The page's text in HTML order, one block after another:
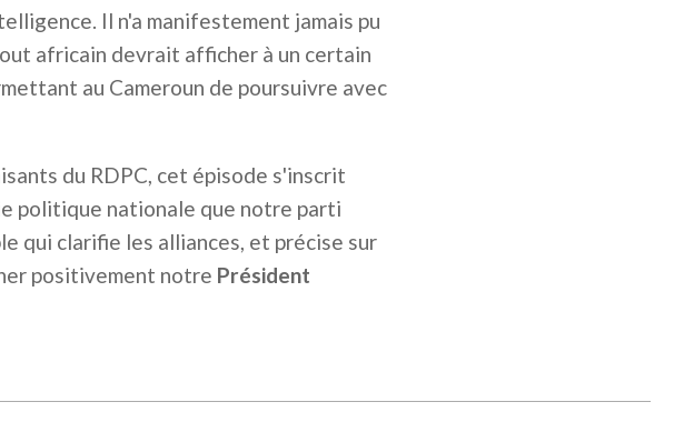
Il n'a manifestement jamais pu
africain devrait afficher à un certain
au Cameroun de poursuivre avec
du RDPC, cet épisode s'inscrit
politique nationale que notre parti
qui clarifie les alliances, et précise sur
positivement notre Président